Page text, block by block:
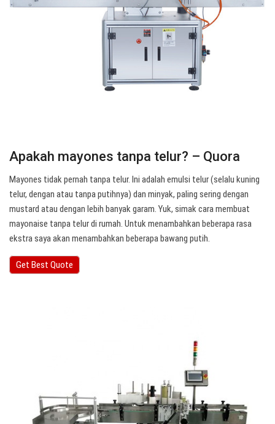
Apakah mayones tanpa telur? – Quora
Mayones tidak pernah tanpa telur. Ini adalah emulsi telur (selalu kuning
telur, dengan atau tanpa putihnya) dan minyak, paling sering dengan
mustard atau dengan lebih banyak garam. Yuk, simak cara membuat
mayonaise tanpa telur di rumah. Untuk menambahkan beberapa rasa
ekstra saya akan menambahkan beberapa bawang putih.
Get Best Quote